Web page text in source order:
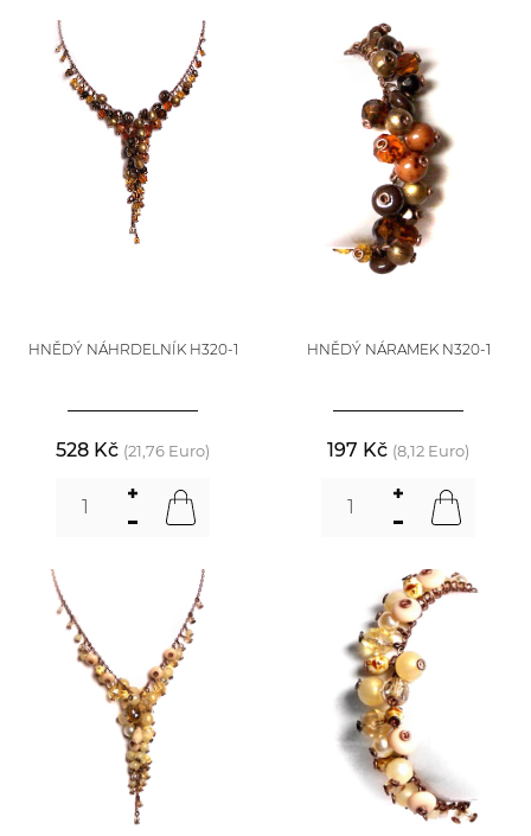
HNĚDÝ NÁHRDELNÍK H320-1
528 Kč (21,76 Euro)
HNĚDÝ NÁRAMEK N320-1
197 Kč (8,12 Euro)